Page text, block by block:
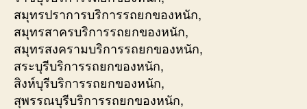
สมุทรปราการบริการรถยกของหนัก,
สมุทรสาครบริการรถยกของหนัก,
สมุทรสงครามบริการรถยกของหนัก,
สระบุรีบริการรถยกของหนัก,
สิงห์บุรีบริการรถยกของหนัก,
สุพรรณบุรีบริการรถยกของหนัก,